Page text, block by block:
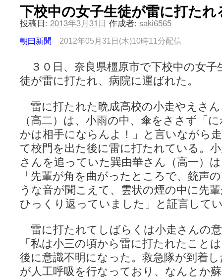
下校中の女子生徒が雷に打たれ
投稿日: 2013年3月31日 作成者: saki6565
朝曰新聞 2012年05月31日(木)10時11分配信
３０日、奈良県橿原市で下校中の女子
徒が雷に打たれ、病院に運ばれた。
雷に打たれた晩成高校の小走やえさん
（高二）は、小雨の中、傘をささず「
かは相手にならんよ！」と言いながら
て校門を出た後に雷に打たれている。
さんを追っていた巽由華さん（高一）
「先輩が角を曲がったところで、銃声
うな音が聞こえて、雲状の煙の中に先
ひっくり返っていました」と証言して
雷に打たれてしばらくは小走さんの
「私は小三の頃から雷に打たれたこと
後に意識不明になった。救急隊が到着
が人工呼吸を行なっており、なんとか